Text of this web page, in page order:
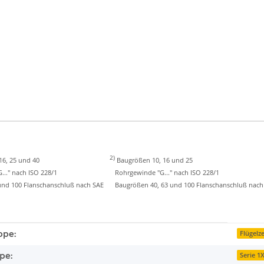
25 und 40
nach ISO 228/1
100 Flanschanschluß nach SAE
2) Baugrößen 10, 16 und 25
Rohrgewinde "G..." nach ISO 228/1
Baugrößen 40, 63 und 100 Flanschanschluß nach
Serie 1X